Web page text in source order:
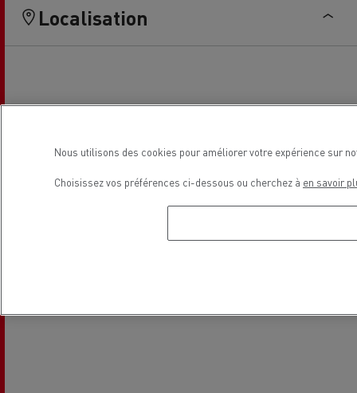
Localisation
Nous utilisons des cookies pour améliorer votre expérience sur
Choisissez vos préférences ci-dessous ou cherchez à en savoir